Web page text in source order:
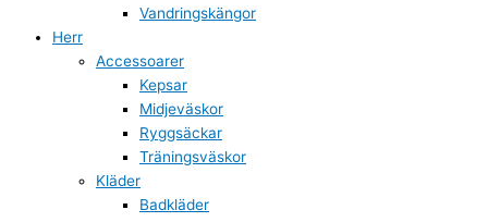
Vandringskängor
Herr
Accessoarer
Kepsar
Midjeväskor
Ryggsäckar
Träningsväskor
Kläder
Badkläder